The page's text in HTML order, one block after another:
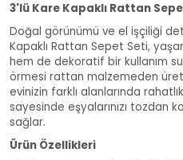
3'lü Kare Kapaklı Rattan
Doğal görünümü ve el işçiliği
Kapaklı Rattan Sepet Seti,
hem de dekoratif bir kullanım
örmesi rattan malzemeden
evinizin farklı alanlarında
sayesinde eşyalarınızı tozdan
sağlar.
Ürün Özellikleri